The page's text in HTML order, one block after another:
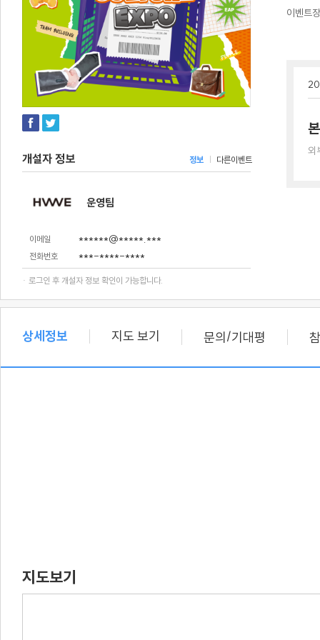
개설자 정보 정보 다른이벤트
운영팀
이메일 ******@*****.***
전화번호 ***-****-****
· 로그인 후 개설자 정보 확인이 가능합니다.
이벤트
외
상세정보 지도 보기 문의/기대평
지도보기